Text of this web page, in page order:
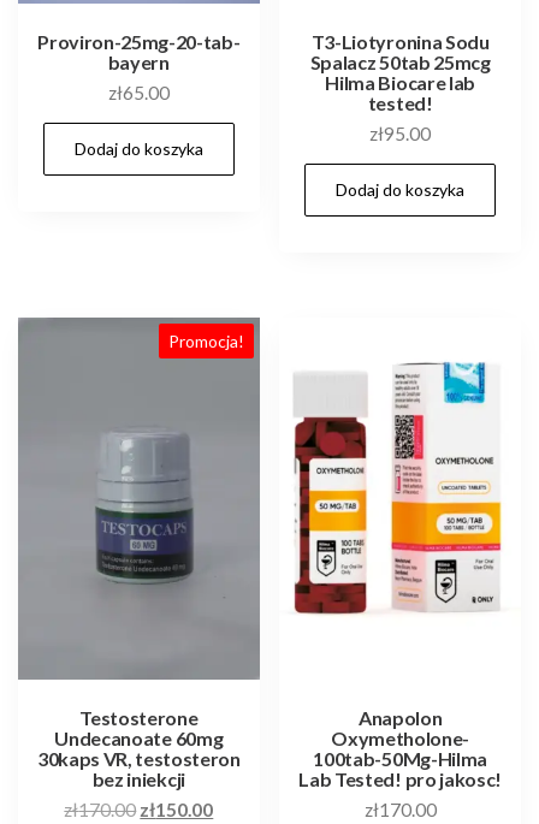
Proviron-25mg-20-tab-
bayern
zł65.00
Dodaj do koszyka
T3-Liotyronina Sodu
Spalacz 50tab 25mcg
Hilma Biocare lab
tested!
zł95.00
Dodaj do koszyka
Promocja!
Testosterone
Undecanoate 60mg
30kaps VR, testosteron
bez iniekcji
zł170.00 Pierwotna
zł150.00Aktualna
Anapolon
Oxymetholone-
100tab-50Mg-Hilma
Lab Tested! pro jakosc!
zł170.00